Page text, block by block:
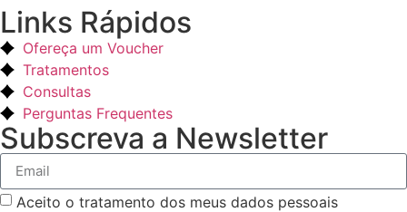
Links Rápidos
Ofereça um Voucher
Tratamentos
Consultas
Perguntas Frequentes
Subscreva a Newsletter
Aceito o tratamento dos meus dados pessoais